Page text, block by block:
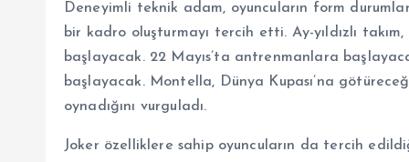
Deneyimli teknik adam, oyuncuların form
bir kadro oluşturmayı tercih etti. Ay-yıldızlı
başlayacak. 22 Mayıs’ta antrenmanlara
başlayacak. Montella, Dünya Kupası’na
oynadığını vurguladı.
Joker özelliklere sahip oyuncuların da tercih